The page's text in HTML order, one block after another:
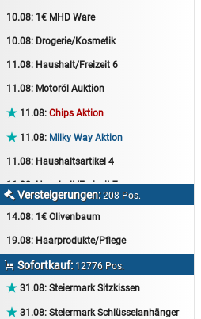
10.08: 1€ MHD Ware
10.08: Drogerie/Kosmetik
11.08: Haushalt/Freizeit 6
11.08: Motoröl Auktion
 11.08: Chips Aktion
 11.08: Milky Way Aktion
11.08: Haushaltsartikel 4
11.08:Haushalt/Freizeit 7
12.08:Pralinen Auktion
12.08:
 Versteigerungen:208 Pos.
14.08: 1€ Olivenbaum
19.08: Haarprodukte/Pflege
 Sofortkauf: 12776 Pos.
 31.08: Steiermark Sitzkissen
 31.08: Steiermark Schlüsselanhänger